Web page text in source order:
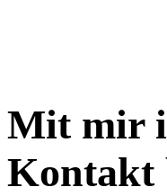
Mit mir
Kontakt